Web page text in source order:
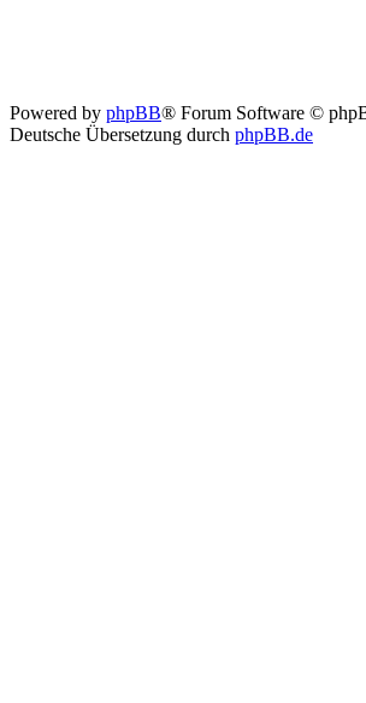
Powered by phpBB® Forum Software ©
Deutsche Übersetzung durch phpBB.de